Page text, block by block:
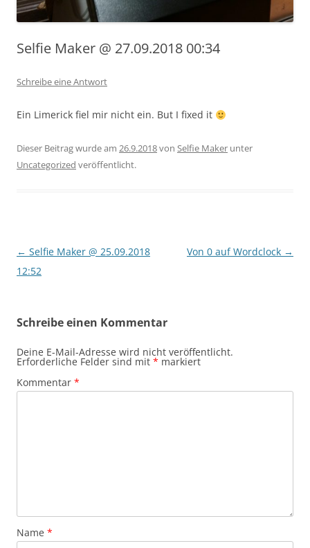
Selfie Maker @ 27.09.2018 00:34
Schreibe eine Antwort
Ein Limerick fiel mir nicht ein. But I fixed it
Dieser Beitrag wurde am 26.9.2018von Selfie Maker unter
Uncategorized veröffentlicht.
Beitragsnavigation
← Selfie Maker @ 25.09.2018
12:52
Von 0 auf Wordclock →
Schreibe einen Kommentar
Deine E-Mail-Adresse wird nicht veröffentlicht.
Erforderliche Felder sind mit * markiert
Kommentar *
Name *